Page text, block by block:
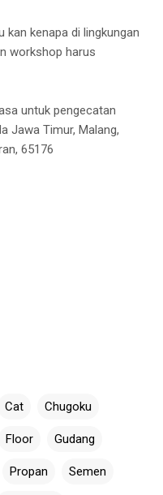
kan kenapa di lingkungan
workshop harus
untuk pengecatan
Jawa Timur, Malang,
65176
Cat Chugoku
Floor Gudang
Propan Semen